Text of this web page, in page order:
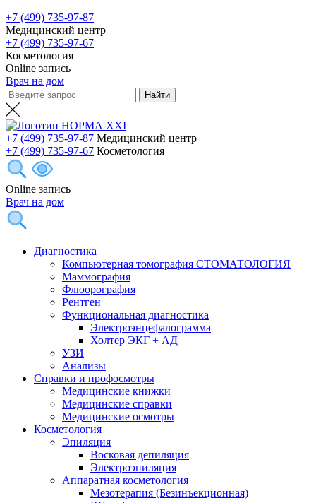
+7 (499) 735-97-87
Медицинский центр
+7 (499) 735-97-67
Косметология
Online запись
Врач на дом
+7 (499) 735-97-87 Медицинский центр
+7 (499) 735-97-67 Косметология
Online запись
Врач на дом
Диагностика
Компьютерная томография СТОМАТОЛОГИЯ
Маммография
Флюорография
Рентген
Функциональная диагностика
Электроэнцефалограмма
Холтер ЭКГ + АД
УЗИ
Анализы
Справки и профосмотры
Медицинские книжки
Медицинские справки
Медицинские осмотры
Косметология
Эпиляция
Восковая депиляция
Электроэпиляция
Аппаратная косметология
Мезотерапия (Безинъекционная)